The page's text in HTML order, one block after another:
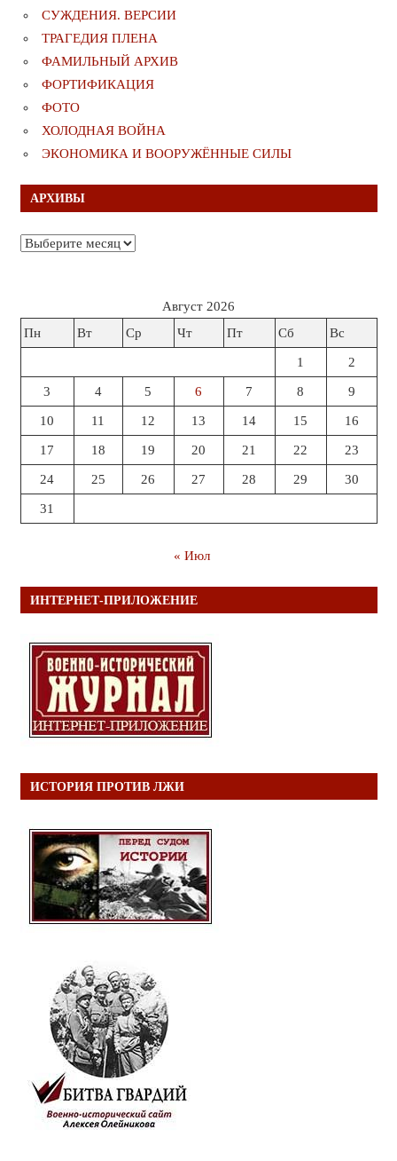
СУЖДЕНИЯ. ВЕРСИИ
ТРАГЕДИЯ ПЛЕНА
ФАМИЛЬНЫЙ АРХИВ
ФОРТИФИКАЦИЯ
ФОТО
ХОЛОДНАЯ ВОЙНА
ЭКОНОМИКА И ВООРУЖЁННЫЕ СИЛЫ
АРХИВЫ
Архивы
Август 2026
Пн
Вт Ср Чт Пт Сб Вс
1 2
3 4 5 6 7 8 9
10 11 12 13 14 15 16
17 18 19 20 21 22 23
24 25 26 27 28 29 30
31
« Июл
ИНТЕРНЕТ-ПРИЛОЖЕНИЕ
ИСТОРИЯ ПРОТИВ ЛЖИ